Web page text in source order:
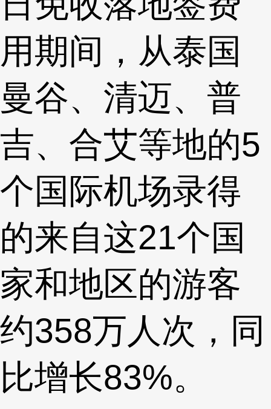
用期间，从泰国
曼谷、清迈、普
吉、合艾等地的5
个国际机场录得
的来自这21个国
家和地区的游客
约358万人次，同
比增长83%。